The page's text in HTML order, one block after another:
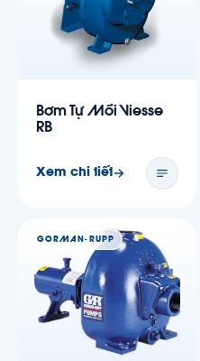
Bơm Tự Mồi Viesse
RB
Xem chi tiết
GORMAN-RUPP